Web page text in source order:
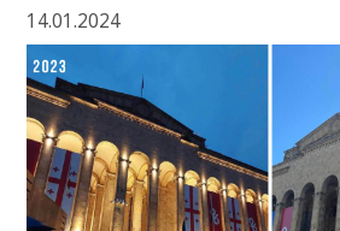
14.01.2024